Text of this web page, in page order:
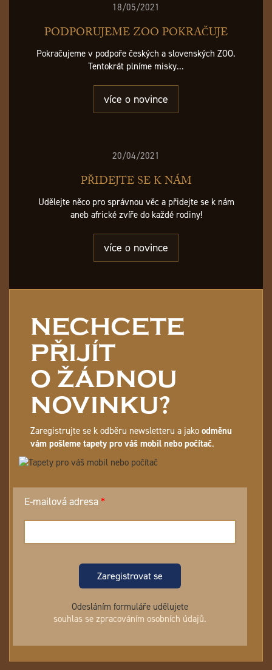
18/05/2021
PODPORUJEME ZOO POKRAČUJE
Pokračujeme v podpoře českých a slovenských ZOO.
Tentokrát plníme misky...
více o novince
20/04/2021
PŘIDEJTE SE K NÁM
Udělejte něco pro správnou věc a přidejte se k nám
aneb africké zvíře do každé rodiny!
více o novince
NECHCETE
PŘIJÍT
O ŽÁDNOU
NOVINKU?
Zaregistrujte se k odběru newsletteru a jakoodměnu
vám pošleme tapety pro váš mobil nebo počítač.
E-mailová adresa
Zaregistrovat se
Odesláním formuláře udělujete
souhlas se zpracováním osobních údajů.